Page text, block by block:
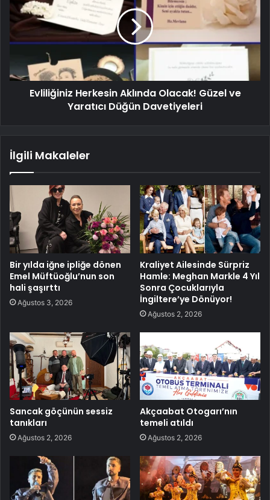
Evliliğiniz Herkesin Aklında Olacak! Güzel ve
Yaratıcı Düğün Davetiyeleri
İlgili Makaleler
Bir yılda iğne ipliğe dönen
Emel Müftüoğlu’nun son
hali şaşırttı
Ağustos 3, 2026
Kraliyet Ailesinde Sürpriz
Hamle: Meghan Markle 4 Yıl
Sonra Çocuklarıyla
İngiltere’ye Dönüyor!
Ağustos 2, 2026
Sancak göçünün sessiz
tanıkları
Ağustos 2, 2026
Akçaabat Otogarı’nın
temeli atıldı
Ağustos 2, 2026